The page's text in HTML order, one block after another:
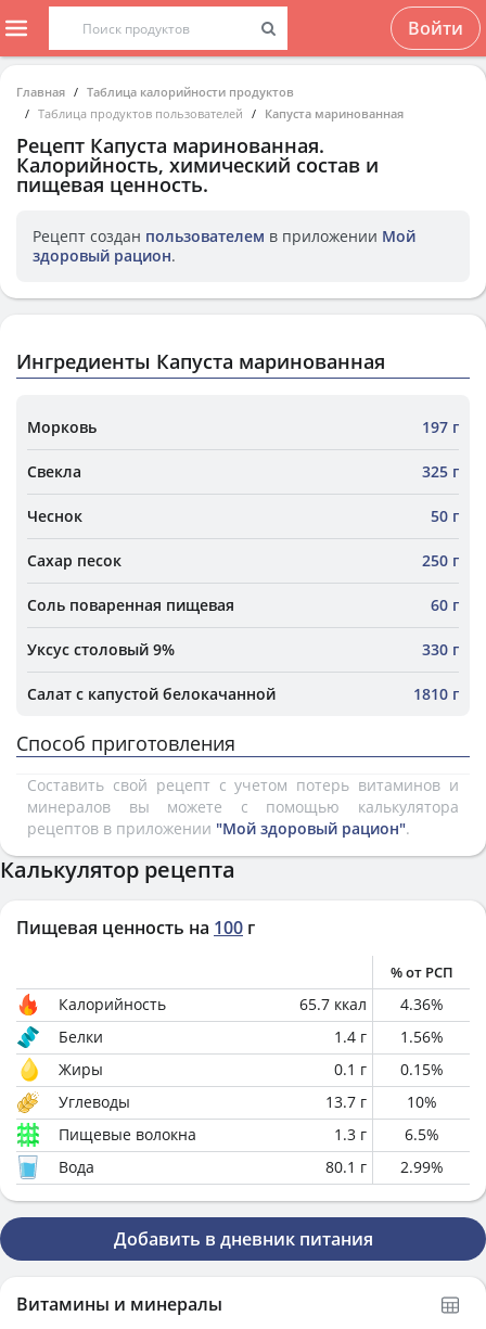
Войти
Главная
Таблица калорийности продуктов
Таблица продуктов пользователей
Капуста маринованная
Рецепт Капуста маринованная.
Калорийность, химический состав и
пищевая ценность.
Рецепт создан пользователем в приложении Мой
здоровый рацион.
Ингредиенты Капуста маринованная
Морковь 197 г
Свекла 325 г
Чеснок 50 г
Сахар песок 250 г
Соль поваренная пищевая 60 г
Уксус столовый 9% 330 г
Салат с капустой белокачанной 1810 г
Способ приготовления
Составить свой рецепт с учетом потерь витаминов и
минералов вы можете с помощью калькулятора
рецептов в приложении "Мой здоровый рацион".
Калькулятор рецепта
Пищевая ценность на 100 г
% от РСП
Калорийность 65.7 ккал 4.36%
Белки
1.4 г 1.56%
Жиры
0.1 г 0.15%
Углеводы
13.7 г 10%
Пищевые волокна
1.3 г 6.5%
Вода
80.1 г 2.99%
Добавить в дневник питания
Витамины и минералы